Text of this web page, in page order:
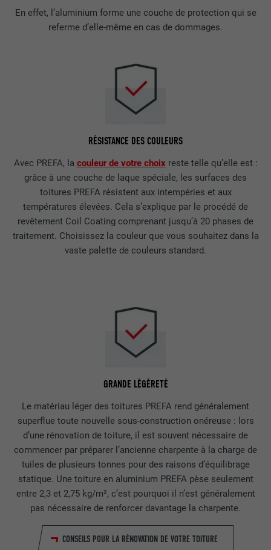
En effet, l’aluminium forme une couche de protection qui se
referme d’elle-même en cas de dommages.
RÉSISTANCE DES COULEURS
Avec PREFA, la couleur de votre choixreste telle qu’elle est :
grâce à une couche de laque spéciale, les surfaces des
toitures PREFA résistent aux intempéries et aux
températures élevées. Cela s’explique par le procédé de
revêtement Coil Coating comprenant jusqu’à 20 phases de
traitement. Choisissez la couleur que vous souhaitez dans la
vaste palette de couleurs standard.
GRANDE LÉGÈRETÉ
Le matériau léger des toitures PREFA rend généralement
superflue toute nouvelle sous-construction onéreuse : lors
d’une rénovation de toiture, il est souvent nécessaire de
commencer par préparer l’ancienne charpente à la charge de
tuiles de plusieurs tonnes pour des raisons d’équilibrage
statique. Une toiture en aluminium PREFA pèse seulement
entre 2,3 et 2,75 kg/m², c’est pourquoi il n’est généralement
pas nécessaire de renforcer davantage la charpente.
CONSEILS POUR LA RÉNOVATION DE VOTRE TOITURE